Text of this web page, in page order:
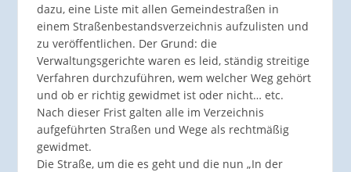
dazu, eine Liste mit allen Gemeindestraßen in
einem Straßenbestandsverzeichnis aufzulisten und
zu veröffentlichen. Der Grund: die
Verwaltungsgerichte waren es leid, ständig streitige
Verfahren durchzuführen, wem welcher Weg gehört
und ob er richtig gewidmet ist oder nicht… etc.
Nach dieser Frist galten alle im Verzeichnis
aufgeführten Straßen und Wege als rechtmäßig
gewidmet.
Die Straße, um die es geht und die nun „In der